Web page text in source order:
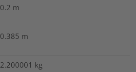
0.2 m
0.385 m
2.200001 kg